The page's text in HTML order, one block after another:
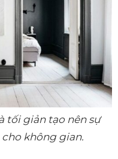
tối giản tạo nên sự
không gian.